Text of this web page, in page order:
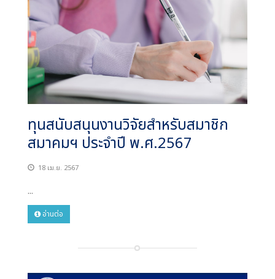
ทุนสนับสนุนงานวิจัยสำหรับสมาชิก
สมาคมฯ ประจำปี พ.ศ.2567
18 เม.ย. 2567
...
อ่านต่อ